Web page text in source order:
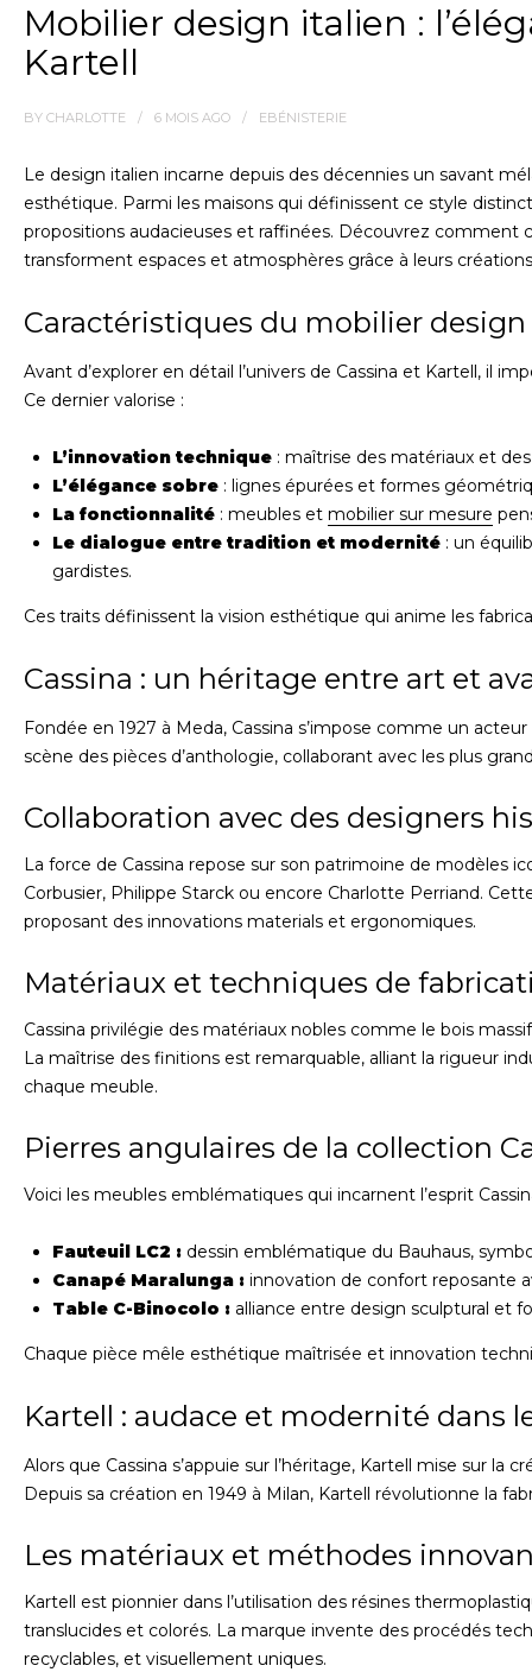
Mobilier design italien :
Kartell
BY CHARLOTTE 6 MOIS AGO EBÉNISTERIE
Le design italien incarne depuis des décennies un savant
esthétique. Parmi les maisons qui définissent ce style
propositions audacieuses et raffinées. Découvrez comment
transforment espaces et atmosphères grâce à leurs
Caractéristiques du mobilier
Avant d’explorer en détail l’univers de Cassina et Kartell, il
Ce dernier valorise :
L’innovation technique : maîtrise des matériaux et
L’élégance sobre : lignes épurées et formes
La fonctionnalité : meubles et mobilier sur mesure
Le dialogue entre tradition et modernité : un
gardistes.
Ces traits définissent la vision esthétique qui anime les
Cassina : un héritage entre art et
Fondée en 1927 à Meda, Cassina s’impose comme un
scène des pièces d’anthologie, collaborant avec les plus
Collaboration avec des designers
La force de Cassina repose sur son patrimoine de modèles
Corbusier, Philippe Starck ou encore Charlotte Perriand.
proposant des innovations materials et ergonomiques.
Matériaux et techniques de
Cassina privilégie des matériaux nobles comme le bois
La maîtrise des finitions est remarquable, alliant la rigueur
chaque meuble.
Pierres angulaires de la collection
Voici les meubles emblématiques qui incarnent l’esprit
Fauteuil LC2 : dessin emblématique du Bauhaus,
Canapé Maralunga : innovation de confort reposante
Table C-Binocolo : alliance entre design sculptural et
Chaque pièce mêle esthétique maîtrisée et innovation
Kartell : audace et modernité dans
Alors que Cassina s’appuie sur l’héritage, Kartell mise sur
Depuis sa création en 1949 à Milan, Kartell révolutionne la
Les matériaux et méthodes
Kartell est pionnier dans l’utilisation des résines
translucides et colorés. La marque invente des procédés
recyclables, et visuellement uniques.